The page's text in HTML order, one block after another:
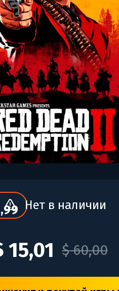
$ 60,00
15,01
Нет в наличии